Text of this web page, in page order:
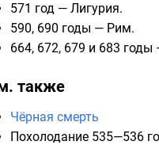
571 год — Лигурия.
590, 690 годы — Рим.
664, 672, 679 и 683 годы
также
Чёрная смерть
Похолодание 535—536